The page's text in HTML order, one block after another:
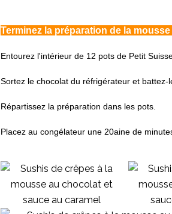
Terminez la préparation de la
Entourez l'intérieur de 12 pots de Petit
Sortez le chocolat du réfrigérateur et
Répartissez la préparation dans les pots.
Placez au congélateur une 20aine de